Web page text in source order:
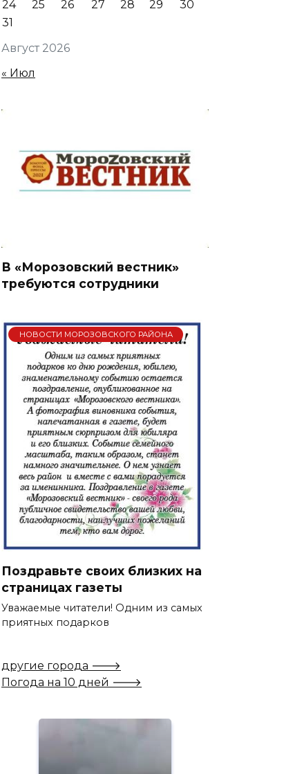
Август 2026
24
25 26 27 28 29
30
31
« Июл
В «Морозовский вестник»
требуются сотрудники
НОВОСТИ МОРОЗОВСКОГО РАЙОНА
Поздравьте своих близких на
страницах газеты
Уважаемые читатели! Одним из самых
приятных подарков
другие города 🡒
Погода на 10 дней 🡒